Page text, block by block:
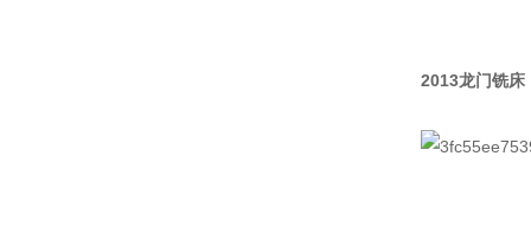
2013龙门铣床